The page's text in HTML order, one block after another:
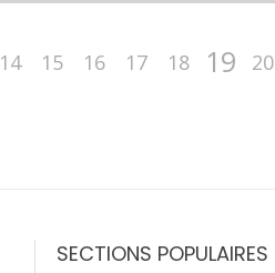
14 15 16 17 18 19 20
SECTIONS POPULAIRES